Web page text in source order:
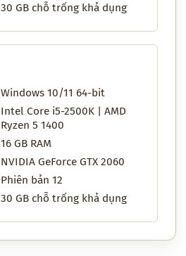
30 GB chỗ trống khả dụng
Windows 10/11 64-bit
Intel Core i5-2500K | AMD
Ryzen 5 1400
16 GB RAM
NVIDIA GeForce GTX 2060
Phiên bản 12
30 GB chỗ trống khả dụng